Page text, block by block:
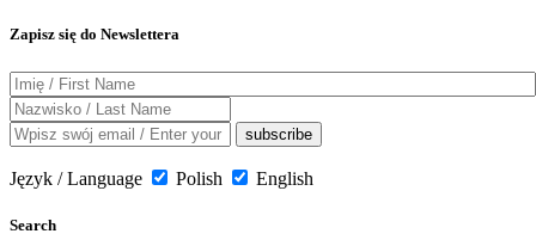
Zapisz się do Newslettera
Język / Language Polish English
Search